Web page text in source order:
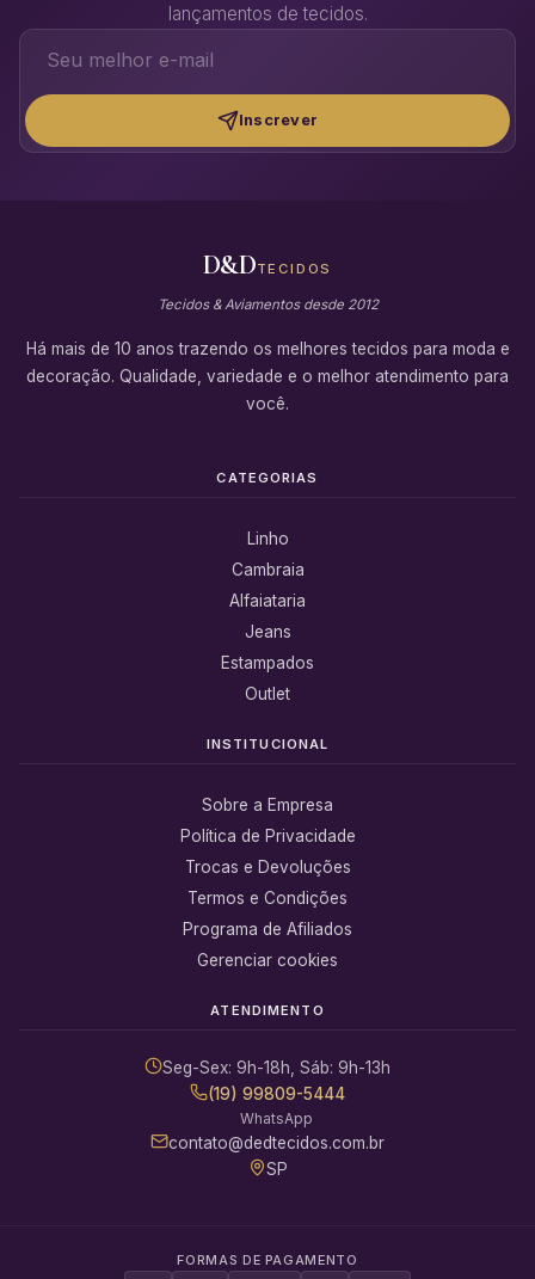
lançamentos de tecidos.
Inscrever
D&DTECIDOS
Tecidos & Aviamentos desde 2012
Há mais de 10 anos trazendo os melhores tecidos para moda e
decoração. Qualidade, variedade e o melhor atendimento para
você.
CATEGORIAS
Linho
Cambraia
Alfaiataria
Jeans
Estampados
Outlet
INSTITUCIONAL
Sobre a Empresa
Política de Privacidade
Trocas e Devoluções
Termos e Condições
Programa de Afiliados
Gerenciar cookies
ATENDIMENTO
Seg-Sex: 9h-18h, Sáb: 9h-13h
(19) 99809-5444
WhatsApp
contato@dedtecidos.com.br
SP
FORMAS DE PAGAMENTO